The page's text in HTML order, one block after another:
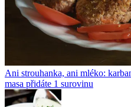
Ani strouhanka, ani mléko:
masa přidáte 1 surovinu